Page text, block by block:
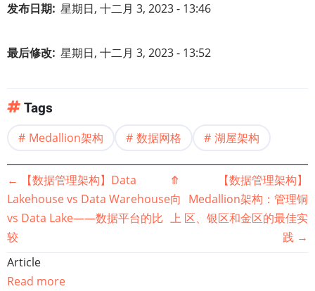
发布日期 星期日, 十二月 3, 2023 - 13:46
最后修改 星期日, 十二月 3, 2023 - 13:52
Tags
Medallion架构 数据网格 湖屋架构
书
籍
遍
历
←
【数据管理架构】Data
Lakehouse vs Data Warehouse
vs Data Lake——数据平台的比
较
⤊
向
上
【数据管理架构】
Medallion架构：管理铜
区、银区和金区的最佳实
践 →
Article
Read more